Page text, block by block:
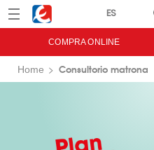
Menú Eroski
COMPRA ONLINE
Home Consultorio matrona